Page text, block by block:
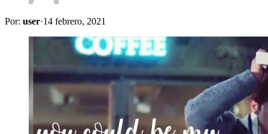
Por: user·14 febrero, 2021